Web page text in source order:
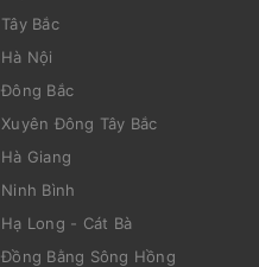
Tây Bắc
Hà Nội
Đông Bắc
Xuyên Đông Tây Bắc
Hà Giang
Ninh Bình
Hạ Long - Cát Bà
Đồng Bằng Sông Hồng